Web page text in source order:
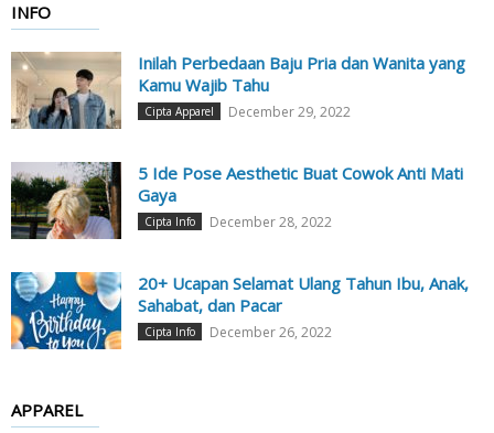
INFO
Inilah Perbedaan Baju Pria dan Wanita yang
Kamu Wajib Tahu
Cipta Apparel December 29, 2022
5 Ide Pose Aesthetic Buat Cowok Anti Mati
Gaya
Cipta Info December 28, 2022
20+ Ucapan Selamat Ulang Tahun Ibu, Anak,
Sahabat, dan Pacar
Cipta Info December 26, 2022
APPAREL